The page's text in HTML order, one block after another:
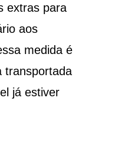
extras para
aos
medida é
transportada
já estiver